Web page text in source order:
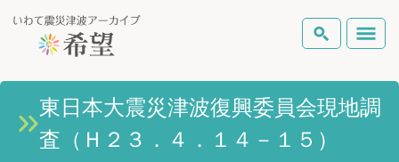
いわて震災津波アーカイブとは
岩手県の被害状況
検索
東日本大震災津波復興委員会現地調
査（Ｈ２３．４．１４－１５）